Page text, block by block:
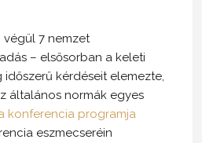
végül 7 nemzet
– elsősorban a keleti
kérdéseit elemezte,
általános normák egyes
konferencia programja
eszmecseréin